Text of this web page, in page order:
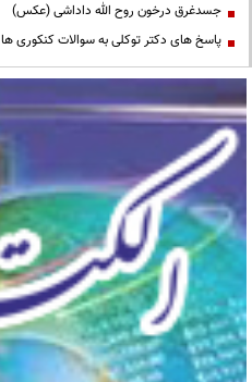
جسدغرق درخون روح الله داداشی (عکس)
پاسخ های دکتر توکلی به سوالات کنکوری ها